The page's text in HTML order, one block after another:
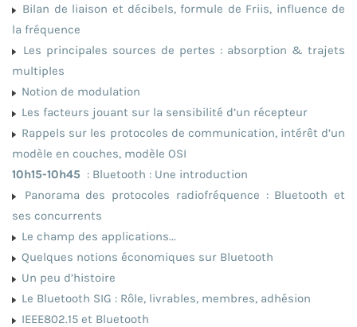
Bilan de liaison et décibels, formule de Friis, influence de
la fréquence
Les principales sources de pertes : absorption & trajets
multiples
Notion de modulation
Les facteurs jouant sur la sensibilité d’un récepteur
Rappels sur les protocoles de communication, intérêt d’un
modèle en couches, modèle OSI
10h15-10h45 : Bluetooth : Une introduction
Panorama des protocoles radiofréquence : Bluetooth et
ses concurrents
Le champ des applications...
Quelques notions économiques sur Bluetooth
Un peu d’histoire
Le Bluetooth SIG : Rôle, livrables, membres, adhésion
IEEE802.15 et Bluetooth